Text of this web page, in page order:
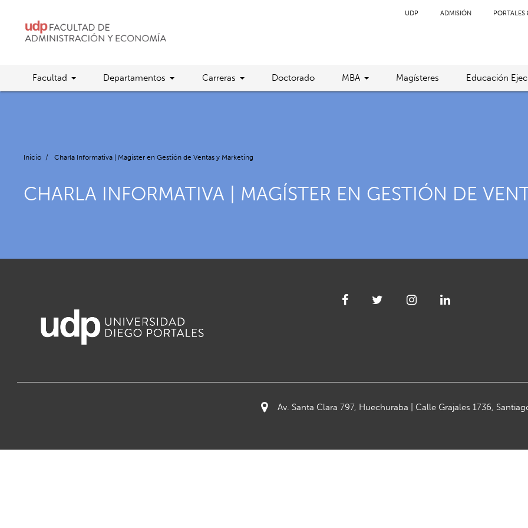
UDP ADMISIÓN PORTALES
Facultad Departamentos Carreras Doctorado MBA Magísteres Educación
Inicio / Charla Informativa | Magíster en Gestión de Ventas y Marketing
CHARLA INFORMATIVA | MAGÍSTER EN GESTIÓN DE
Av. Santa Clara 797, Huechuraba | Calle Grajales 1736,